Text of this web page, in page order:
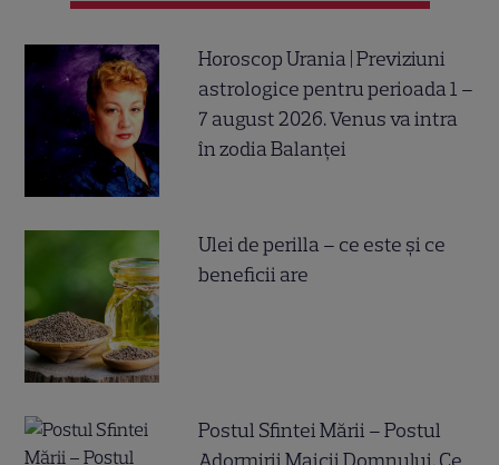
Horoscop Urania | Previziuni
astrologice pentru perioada 1 –
7 august 2026. Venus va intra
în zodia Balanței
Ulei de perilla – ce este și ce
beneficii are
Postul Sfintei Mării – Postul